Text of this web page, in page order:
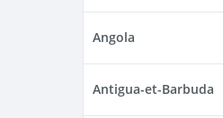
Angola
Antigua-et-Barbuda